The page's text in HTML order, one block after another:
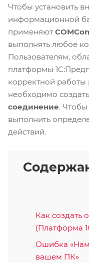
Чтобы установить
информационной
применяют
выполнять любое
Пользователям,
платформы
корректной
необходимо
соединение. Чтобы
выполнить
действий.
Как создать
(Платформа
Ошибка «Нам
вашем ПК»